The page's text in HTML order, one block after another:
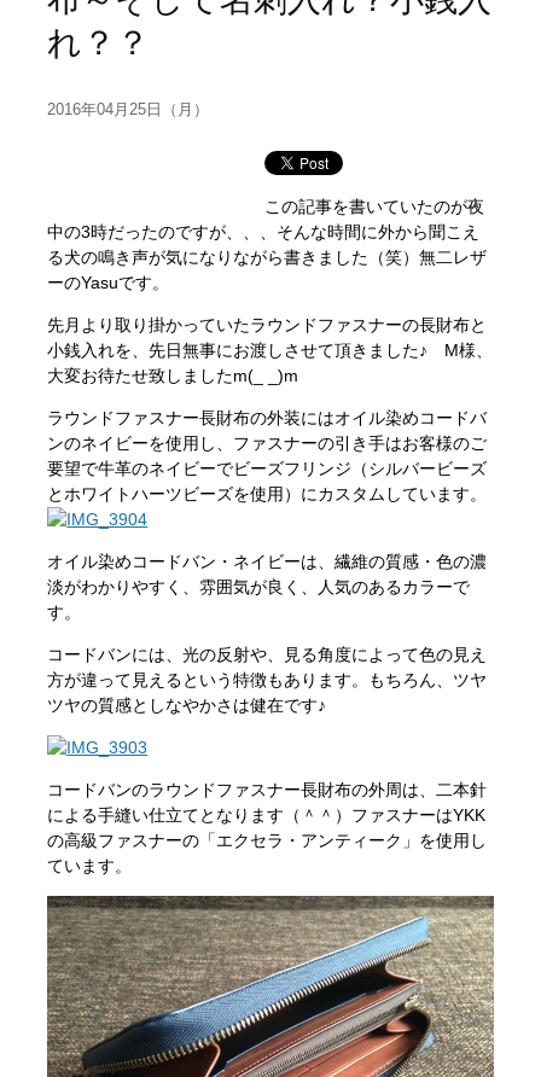
れ？？
2016年04月25日（月）
この記事を書いていたのが夜
中の3時だったのですが、、、そんな時間に外から聞こえ
る犬の鳴き声が気になりながら書きました（笑）無二レザ
ーのYasuです。
先月より取り掛かっていたラウンドファスナーの長財布と
小銭入れを、先日無事にお渡しさせて頂きました♪ M様、
大変お待たせ致しましたm(_ _)m
ラウンドファスナー長財布の外装にはオイル染めコードバ
ンのネイビーを使用し、ファスナーの引き手はお客様のご
要望で牛革のネイビーでビーズフリンジ（シルバービーズ
とホワイトハーツビーズを使用）にカスタムしています。
オイル染めコードバン・ネイビーは、繊維の質感・色の濃
淡がわかりやすく、雰囲気が良く、人気のあるカラーで
す。
コードバンには、光の反射や、見る角度によって色の見え
方が違って見えるという特徴もあります。もちろん、ツヤ
ツヤの質感としなやかさは健在です♪
コードバンのラウンドファスナー長財布の外周は、二本針
による手縫い仕立てとなります（＾＾）ファスナーはYKK
の高級ファスナーの「エクセラ・アンティーク」を使用し
ています。